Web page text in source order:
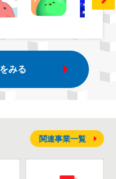
みる
関連事業一覧